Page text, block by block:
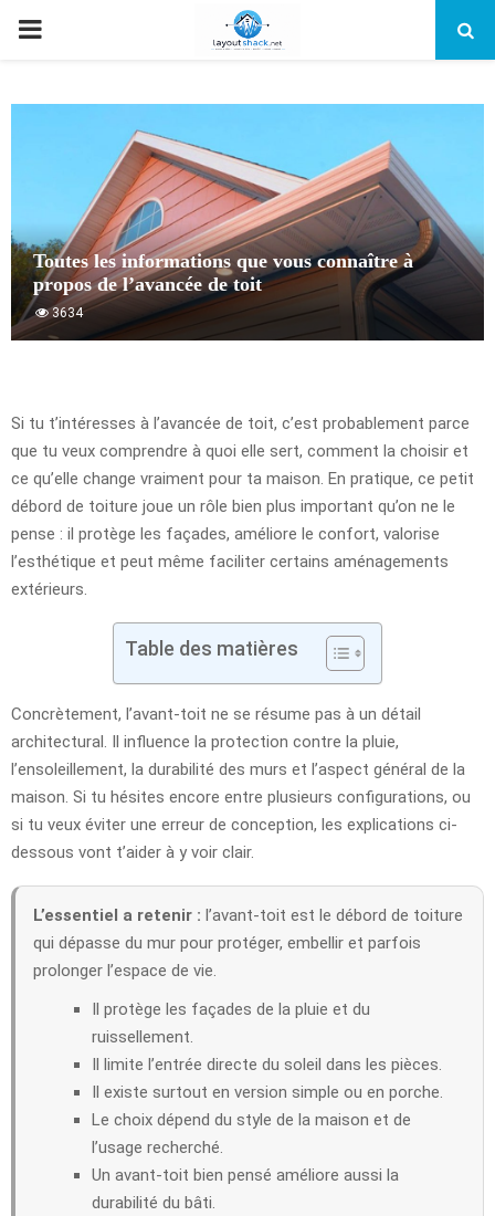
PRIMARY
Toutes les informations que vous connaître à
propos de l’avancée de toit
3634
Si tu t’intéresses à l’avancée de toit, c’est probablement parce
que tu veux comprendre à quoi elle sert, comment la choisir et
ce qu’elle change vraiment pour ta maison. En pratique, ce petit
débord de toiture joue un rôle bien plus important qu’on ne le
pense : il protège les façades, améliore le confort, valorise
l’esthétique et peut même faciliter certains aménagements
extérieurs.
Table des matières
Concrètement, l’avant-toit ne se résume pas à un détail
architectural. Il influence la protection contre la pluie,
l’ensoleillement, la durabilité des murs et l’aspect général de la
maison. Si tu hésites encore entre plusieurs configurations, ou
si tu veux éviter une erreur de conception, les explications ci-
dessous vont t’aider à y voir clair.
L’essentiel a retenir : l’avant-toit est le débord de toiture
qui dépasse du mur pour protéger, embellir et parfois
prolonger l’espace de vie.
Il protège les façades de la pluie et du
ruissellement.
Il limite l’entrée directe du soleil dans les pièces.
Il existe surtout en version simple ou en porche.
Le choix dépend du style de la maison et de
l’usage recherché.
Un avant-toit bien pensé améliore aussi la
durabilité du bâti.